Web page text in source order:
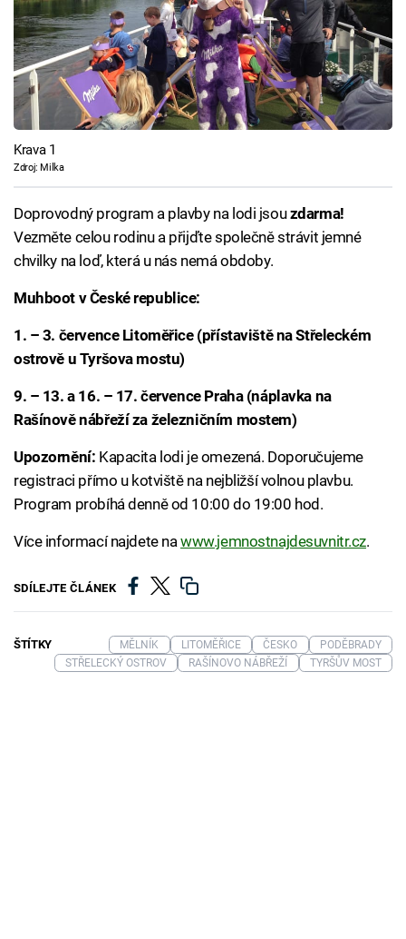
Krava 1
Zdroj: Milka
Doprovodný program a plavby na lodi jsouzdarma!
Vezměte celou rodinu a přijďte společně strávit jemné
chvilky na loď, která u nás nemá obdoby.
Muhboot v České republice:
1. – 3. července Litoměřice (přístaviště na Střeleckém
ostrově u Tyršova mostu)
9. – 13. a 16. – 17. července Praha (náplavka na
Rašínově nábřeží za železničním mostem)
Upozornění: Kapacita lodi je omezená. Doporučujeme
registraci přímo u kotviště na nejbližší volnou plavbu.
Program probíhá denně od 10:00 do 19:00 hod.
Více informací najdete nawww.jemnostnajdesuvnitr.cz.
SDÍLEJTE ČLÁNEK
ŠTÍTKY MĚLNÍK LITOMĚŘICE ČESKO
PODĚBRADY
STŘELECKÝ OSTROV
RAŠÍNOVO NÁBŘEŽÍ TYRŠŮV MOST